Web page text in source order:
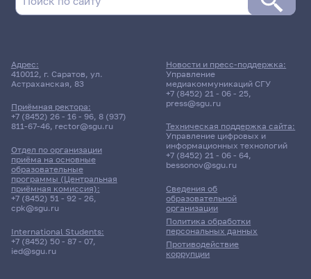
Адрес:
410012, г. Саратов, ул.
Астраханская, 83
Приёмная ректора:
+7 (8452) 26 - 16 - 96, 8 (937)
811-67-46, rector@sgu.ru
Отдел по организации
приёма на основные
образовательные
программы (Центральная
приёмная комиссия):
+7 (8452) 51 - 92 - 26,
cpk@sgu.ru
International Students:
+7 (8452) 50 - 87 - 07,
ied@sgu.ru
Сведения об
образовательной
организации
Политика обработки
персональных данных
Противодействие
коррупции
Новости и пресс-поддержка:
Управление
медиакоммуникаций СГУ
+7 (8452) 21 - 06 - 25,
press@sgu.ru
Техническая поддержка сайта:
Управление цифровых и
информационных технологий
+7 (8452) 21 - 06 - 64,
bessonov@sgu.ru